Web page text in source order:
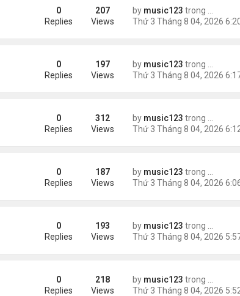
by music123 trong
0
Replies
207
Views
thăm dò dư luận by music123 trong
0
Replies
197
Views
by music123 trong
0
Replies
312
Views
by music123 trong
0
Replies
187
Views
by music123 trong
0
Replies
193
Views
by music123 trong
0
Replies
218
Views